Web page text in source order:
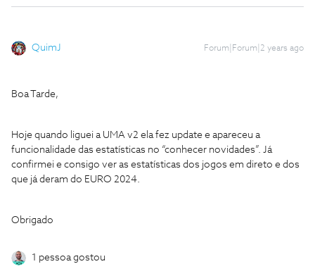
QuimJ Forum|Forum|2 years ago
Boa Tarde,
Hoje quando liguei a UMA v2 ela fez update e apareceu a
funcionalidade das estatísticas no “conhecer novidades”. Já
confirmei e consigo ver as estatísticas dos jogos em direto e dos
que já deram do EURO 2024.
Obrigado
1 pessoa gostou